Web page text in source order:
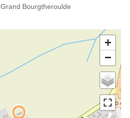
Grand Bourgtheroulde
+
−